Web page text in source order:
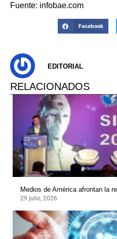
Fuente: infobae.com
Facebook
EDITORIAL
RELACIONADOS
Medios de América afrontan la
29 julio, 2026